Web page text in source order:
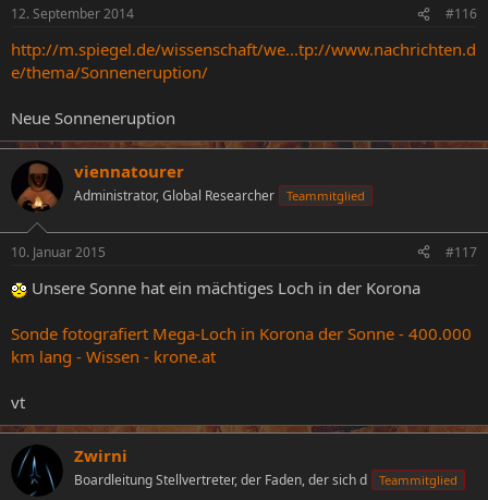
12. September 2014 #116
http://m.spiegel.de/wissenschaft/we...tp://www.nachrichten.d
e/thema/Sonneneruption/
Neue Sonneneruption
viennatourer
Administrator, Global Researcher Teammitglied
10. Januar 2015 #117
Unsere Sonne hat ein mächtiges Loch in der Korona
Sonde fotografiert Mega-Loch in Korona der Sonne - 400.000
km lang - Wissen - krone.at
vt
Zwirni
Boardleitung Stellvertreter, der Faden, der sich d Teammitglied